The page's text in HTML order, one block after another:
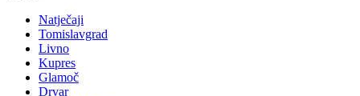
Natječaji
Tomislavgrad
Livno
Kupres
Glamoč
Drvar